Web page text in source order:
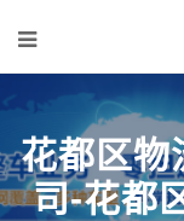
花都区物
司-花都